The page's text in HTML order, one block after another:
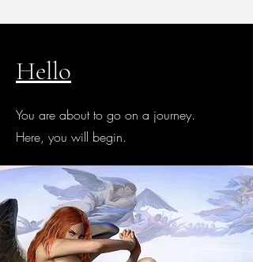
Hello
You are about to go on a journey.
Here, you will begin.